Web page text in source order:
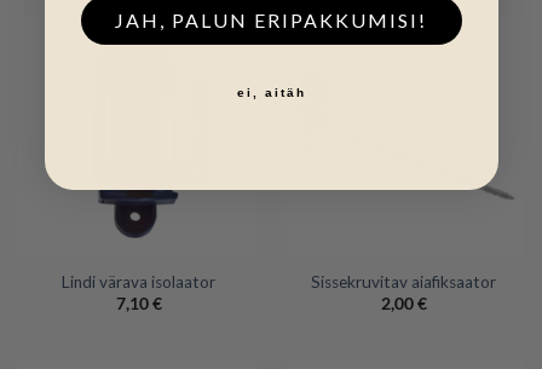
Lindi värava isolaator
7,10€
Sissekruvitav aiafiksaator
2,00€
JAH, PALUN ERIPAKKUMISI!
ei, aitäh